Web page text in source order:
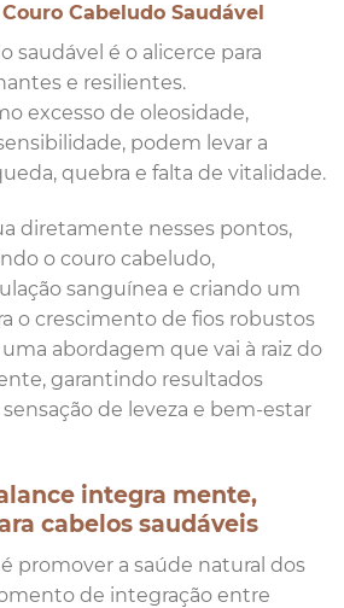
Cabeludo Saudável
saudável é o alicerce para
e resilientes.
excesso de oleosidade,
podem levar a
quebra e falta de vitalidade.
diretamente nesses pontos,
o couro cabeludo,
sanguínea e criando um
o crescimento de fios robustos
abordagem que vai à raiz do
garantindo resultados
de leveza e bem-estar
integra mente,
cabelos saudáveis
promover a saúde natural dos
de integração entre